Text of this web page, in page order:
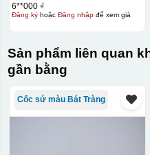
6**000 ₫
Đăng kýhoặc Đăng nhậpđể xem giá
Sản phẩm liên quan
gần bằng
Cốc sứ màu Bát Tràng